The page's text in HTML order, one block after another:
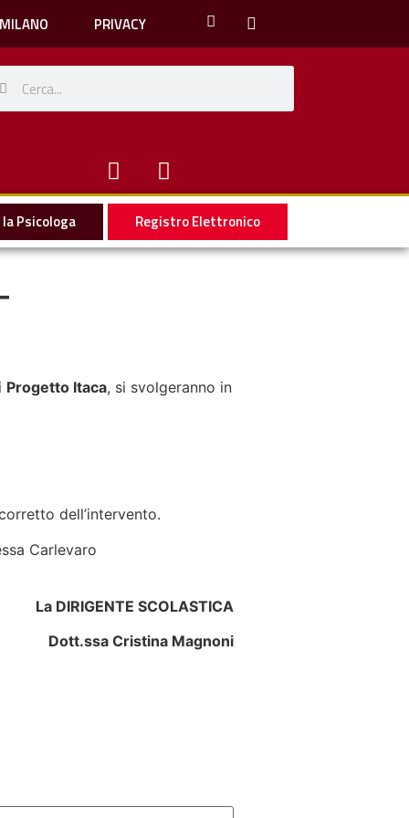
PRIVACY
la Psicologa Registro Elettronico
Progetto Itaca, si svolgeranno in
dell’intervento.
Carlevaro
La DIRIGENTE SCOLASTICA
Dott.ssa Cristina Magnoni